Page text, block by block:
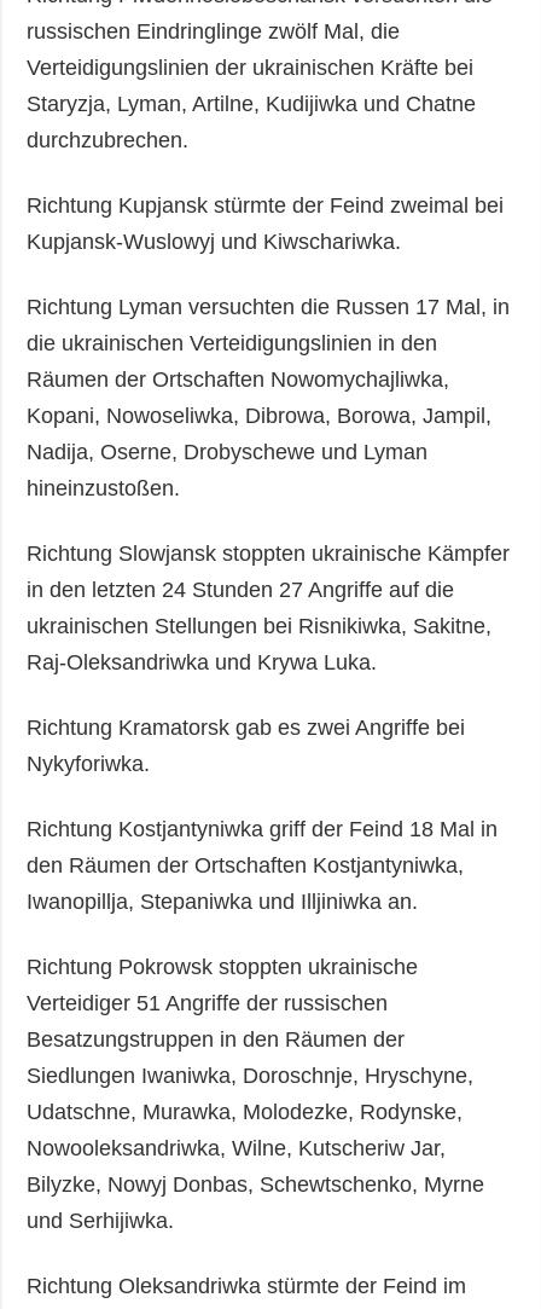
russischen Eindringlinge zwölf Mal, die
Verteidigungslinien der ukrainischen Kräfte bei
Staryzja, Lyman, Artilne, Kudijiwka und Chatne
durchzubrechen.
Richtung Kupjansk stürmte der Feind zweimal bei
Kupjansk-Wuslowyj und Kiwschariwka.
Richtung Lyman versuchten die Russen 17 Mal, in
die ukrainischen Verteidigungslinien in den
Räumen der Ortschaften Nowomychajliwka,
Kopani, Nowoseliwka, Dibrowa, Borowa, Jampil,
Nadija, Oserne, Drobyschewe und Lyman
hineinzustoßen.
Richtung Slowjansk stoppten ukrainische Kämpfer
in den letzten 24 Stunden 27 Angriffe auf die
ukrainischen Stellungen bei Risnikiwka, Sakitne,
Raj-Oleksandriwka und Krywa Luka.
Richtung Kramatorsk gab es zwei Angriffe bei
Nykyforiwka.
Richtung Kostjantyniwka griff der Feind 18 Mal in
den Räumen der Ortschaften Kostjantyniwka,
Iwanopillja, Stepaniwka und Illjiniwka an.
Richtung Pokrowsk stoppten ukrainische
Verteidiger 51 Angriffe der russischen
Besatzungstruppen in den Räumen der
Siedlungen Iwaniwka, Doroschnje, Hryschyne,
Udatschne, Murawka, Molodezke, Rodynske,
Nowooleksandriwka, Wilne, Kutscheriw Jar,
Bilyzke, Nowyj Donbas, Schewtschenko, Myrne
und Serhijiwka.
Richtung Oleksandriwka stürmte der Feind im